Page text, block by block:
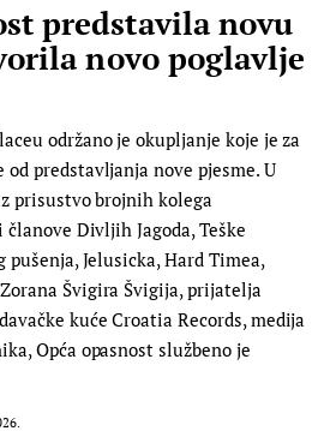
predstavila novu
novo poglavlje
održano je okupljanje koje je za
predstavljanja nove pjesme. U
prisustvo brojnih kolega
Divljih Jagoda, Teške
Jelusicka, Hard Timea,
Švigira Švigija, prijatelja
kuće Croatia Records, medija
Opća opasnost službeno je